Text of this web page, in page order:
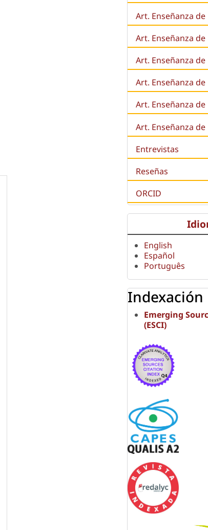
Art. Enseñanza
Art. Enseñanza
Art. Enseñanza de
Art. Enseñanza de
Art. Enseñanza
Art. Enseñanza
Entrevistas
Reseñas
ORCID
English
Español
Português
Indexación
Emerging
(ESCI)